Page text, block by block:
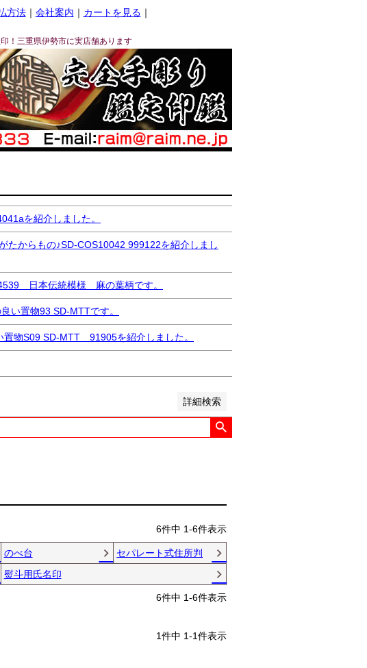
方法｜ 会社案内 ｜ カートを見る ｜
！三重県伊勢市に実店舗あります
を紹介しました。
からもの♪SD-COS10042 999122を紹介しまし
日本伝統模様 麻の葉柄です。
置物93 SD-MTTです。
物S09 SD-MTT 91905を紹介しました。
詳細検索
示しない
価格が安い順 価格が高い順
ーワードヒット順
6件中 1-6件表示
のべ台
セパレート式住所判
熨斗用氏名印
6件中 1-6件表示
1件中 1-1件表示